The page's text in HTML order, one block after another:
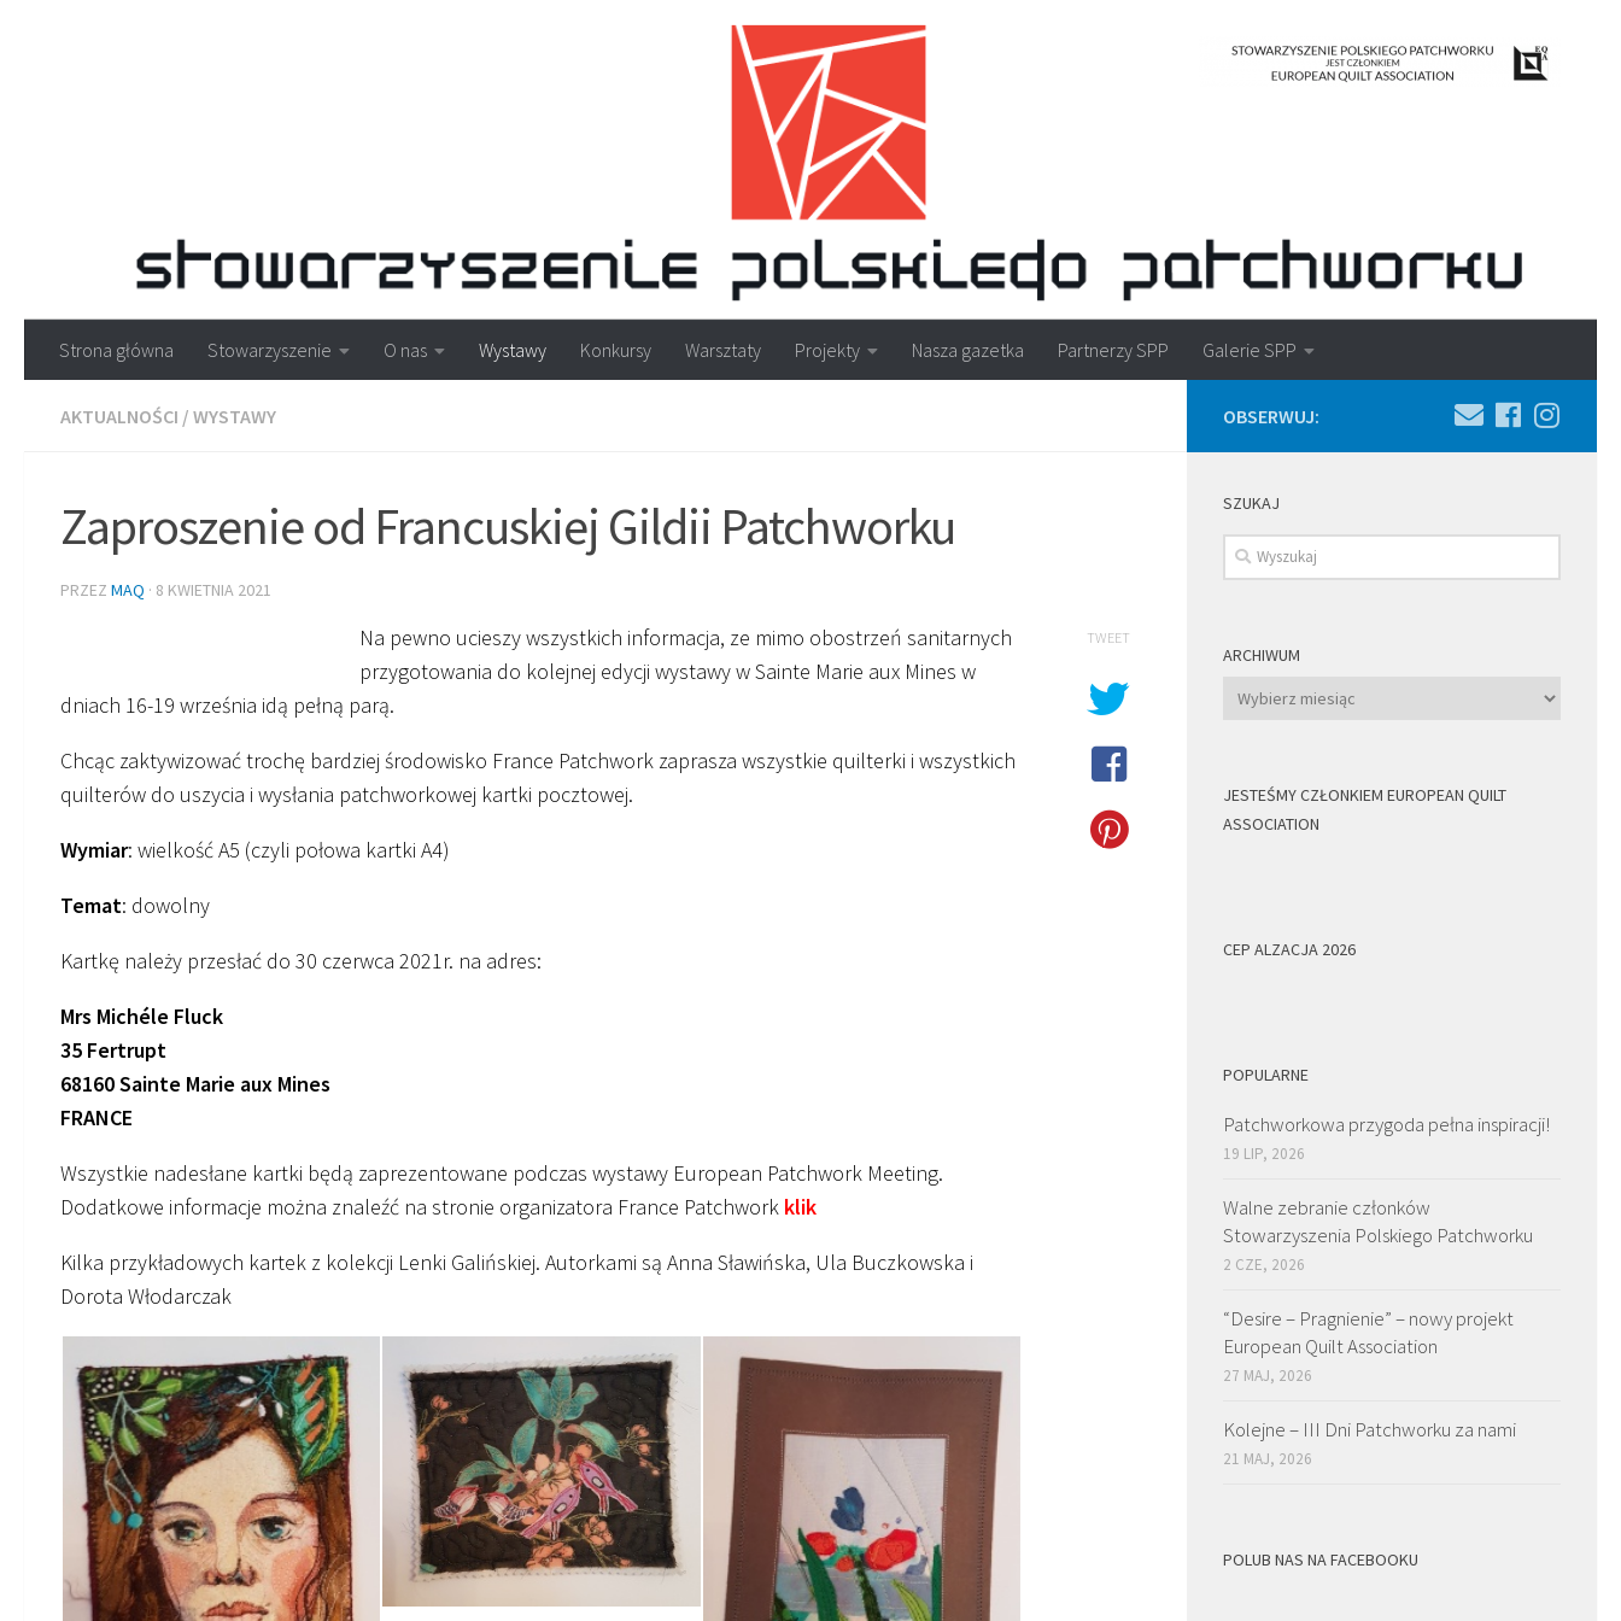
Strona główna Stowarzyszenie O nas Wystawy Konkursy Warsztaty Projekty Nasza gazetka Partnerzy SPP Galerie SPP
AKTUALNOŚCI / WYSTAWY
Zaproszenie od Francuskiej Gildii Patchworku
PRZEZ MAQ · 8 KWIETNIA 2021
Na pewno ucieszy wszystkich informacja, ze mimo obostrzeń sanitarnych
przygotowania do kolejnej edycji wystawy w Sainte Marie aux Mines w
dniach 16-19 września idą pełną parą.
Chcąc zaktywizować trochę bardziej środowisko France Patchwork zaprasza wszystkie quilterki i wszystkich
quilterów do uszycia i wysłania patchworkowej kartki pocztowej.
Wymiar: wielkość A5 (czyli połowa kartki A4)
Temat: dowolny
Kartkę należy przesłać do 30 czerwca 2021r. na adres:
Mrs Michéle Fluck
35 Fertrupt
68160 Sainte Marie aux Mines
FRANCE
Wszystkie nadesłane kartki będą zaprezentowane podczas wystawy European Patchwork Meeting.
Dodatkowe informacje można znaleźć na stronie organizatora France Patchwork klik
Kilka przykładowych kartek z kolekcji Lenki Galińskiej. Autorkami są Anna Sławińska, Ula Buczkowska i
Dorota Włodarczak
TWEET
OBSERWUJ:
SZUKAJ
ARCHIWUM
Archiwum
JESTEŚMY CZŁONKIEM EUROPEAN QUILT
ASSOCIATION
CEP ALZACJA 2026
POPULARNE
Patchworkowa przygoda pełna inspiracji!
19 LIP, 2026
Walne zebranie członków
Stowarzyszenia Polskiego Patchworku
2 CZE, 2026
“Desire – Pragnienie” – nowy projekt
European Quilt Association
27 MAJ, 2026
Kolejne – III Dni Patchworku za nami
21 MAJ, 2026
POLUB NAS NA FACEBOOKU